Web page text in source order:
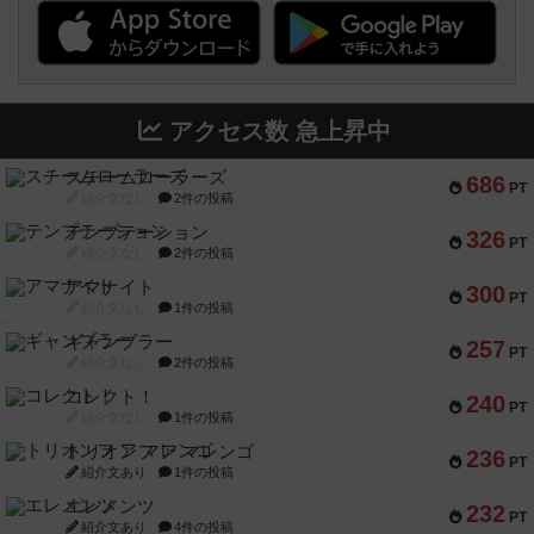
アクセス数 急上昇中
686 PT
スチームローラーズ
2件の投稿
326 PT
テンプテーション
2件の投稿
300 PT
アマナイト
1件の投稿
257 PT
ギャンブラー
2件の投稿
240 PT
コレクト！
1件の投稿
236 PT
トリオンフ ア マレンゴ
紹介文あり 1件の投稿
232 PT
エレメンツ
紹介文あり 4件の投稿